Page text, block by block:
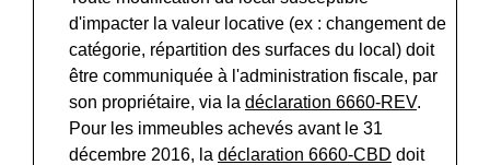
d'impacter la valeur locative (ex : changement de
catégorie, répartition des surfaces du local) doit
être communiquée à l'administration fiscale, par
son propriétaire, via la déclaration 6660-REV.
Pour les immeubles achevés avant le 31
décembre 2016, la déclaration 6660-CBD doit